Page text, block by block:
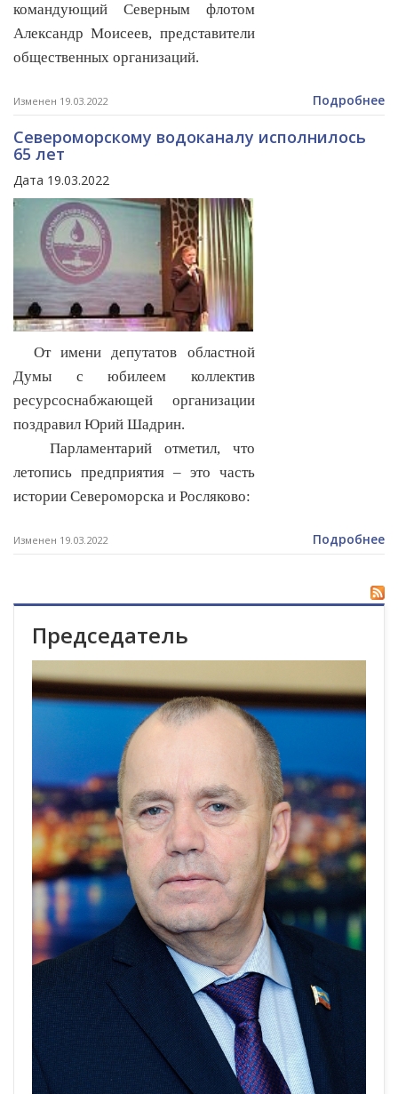
командующий Северным флотом
Александр Моисеев, представители
общественных организаций.
Изменен 19.03.2022 Подробнее
Североморскому водоканалу исполнилось
65 лет
Дата 19.03.2022
От имени депутатов областной
Думы с юбилеем коллектив
ресурсоснабжающей организации
поздравил Юрий Шадрин.
Парламентарий отметил, что
летопись предприятия – это часть
истории Североморска и Росляково:
Изменен 19.03.2022 Подробнее
Председатель